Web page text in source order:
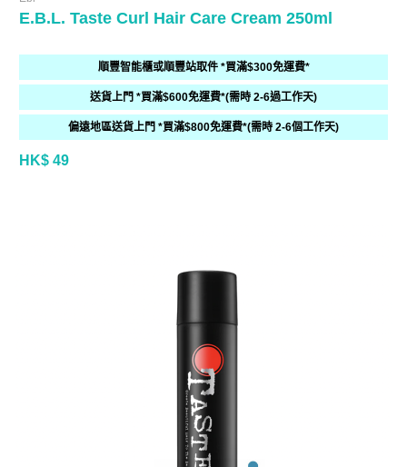
E.B.L. Taste Curl Hair Care Cream 250ml
順豐智能櫃或順豐站取件 *買滿$300免運費*
送貨上門 *買滿$600免運費*(需時 2-6過工作天)
偏遠地區送貨上門 *買滿$800免運費*(需時 2-6個工作天)
HK$ 49